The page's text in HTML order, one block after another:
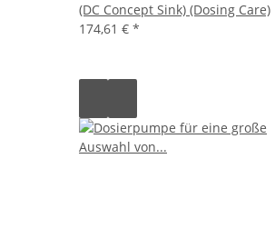
(DC Concept Sink) (Dosing Care)
174,61 € *